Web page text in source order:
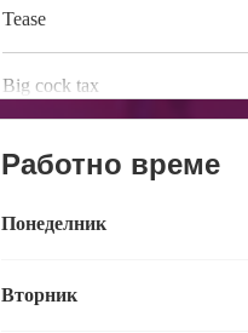
Tease
Big cock tax
Работно време
Понеделник
Вторник